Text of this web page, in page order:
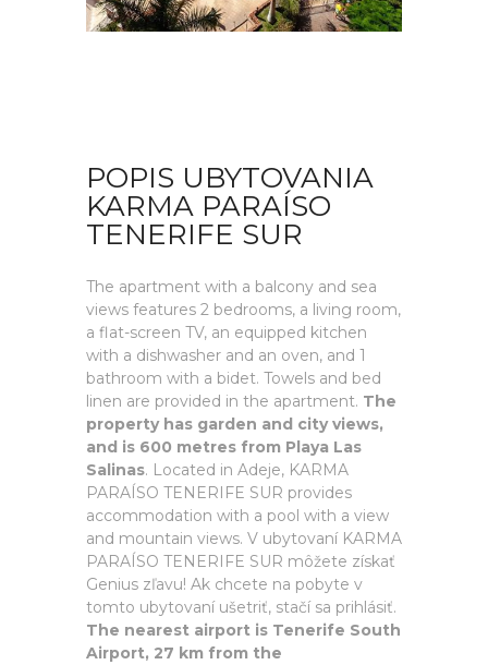
POPIS UBYTOVANIA
KARMA PARAÍSO
TENERIFE SUR
The apartment with a balcony and sea
views features 2 bedrooms, a living room,
a flat-screen TV, an equipped kitchen
with a dishwasher and an oven, and 1
bathroom with a bidet. Towels and bed
linen are provided in the apartment. The
property has garden and city views,
and is 600 metres from Playa Las
Salinas. Located in Adeje, KARMA
PARAÍSO TENERIFE SUR provides
accommodation with a pool with a view
and mountain views. V ubytovaní KARMA
PARAÍSO TENERIFE SUR môžete získať
Genius zľavu! Ak chcete na pobyte v
tomto ubytovaní ušetriť, stačí sa prihlásiť.
The nearest airport is Tenerife South
Airport, 27 km from the